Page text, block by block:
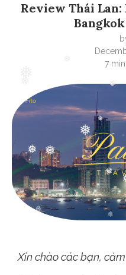
❅
❅
❅
❅
❅
❅
❅
Review Thái
7
Xin chào các bạn,